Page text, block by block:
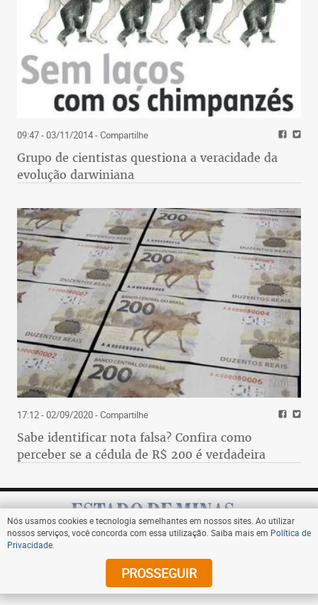
09:47 - 03/11/2014- Compartilhe
Grupo de cientistas questiona a veracidade da
evolução darwiniana
17:12 - 02/09/2020- Compartilhe
Sabe identificar nota falsa? Confira como
perceber se a cédula de R$ 200 é verdadeira
Nós usamos cookies e tecnologia semelhantes em nossos sites. Ao utilizar
nossos serviços, você concorda com essa utilização. Saiba mais em Política de
Privacidade
PROSSEGUIR
Assine